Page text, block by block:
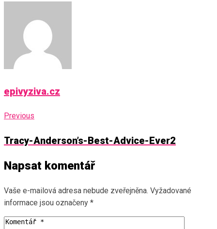
epivyziva.cz
Navigace
pro
Previous
Previous
Tracy-Anderson’s-Best-Advice-Ever2
Napsat komentář
Vaše e-mailová adresa nebude zveřejněna. Vyžadované
informace jsou označeny *